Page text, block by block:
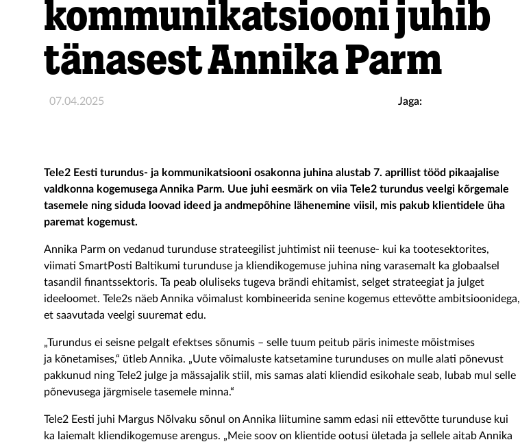
kommunikatsiooni juhib
tänasest Annika Parm
07.04.2025 Jaga:
Tele2 Eesti turundus- ja kommunikatsiooni osakonna juhina alustab 7. aprillist tööd pikaajalise
valdkonna kogemusega Annika Parm. Uue juhi eesmärk on viia Tele2 turundus veelgi kõrgemale
tasemele ning siduda loovad ideed ja andmepõhine lähenemine viisil, mis pakub klientidele üha
paremat kogemust.
Annika Parm on vedanud turunduse strateegilist juhtimist nii teenuse- kui ka tootesektorites,
viimati SmartPosti Baltikumi turunduse ja kliendikogemuse juhina ning varasemalt ka globaalsel
tasandil finantssektoris. Ta peab oluliseks tugeva brändi ehitamist, selget strateegiat ja julget
ideeloomet. Tele2s näeb Annika võimalust kombineerida senine kogemus ettevõtte ambitsioonidega,
et saavutada veelgi suuremat edu.
„Turundus ei seisne pelgalt efektses sõnumis – selle tuum peitub päris inimeste mõistmises
ja kōnetamises,“ ütleb Annika. „Uute võimaluste katsetamine turunduses on mulle alati põnevust
pakkunud ning Tele2 julge ja mässajalik stiil, mis samas alati kliendid esikohale seab, lubab mul selle
põnevusega järgmisele tasemele minna.“
Tele2 Eesti juhi Margus Nõlvaku sõnul on Annika liitumine samm edasi nii ettevõtte turunduse kui
ka laiemalt kliendikogemuse arengus. „Meie soov on klientide ootusi ületada ja selle le aitab Annika